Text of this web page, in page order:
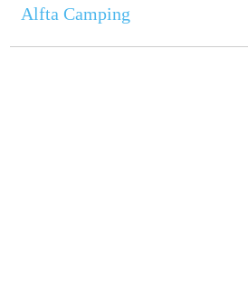
Alfta Camping